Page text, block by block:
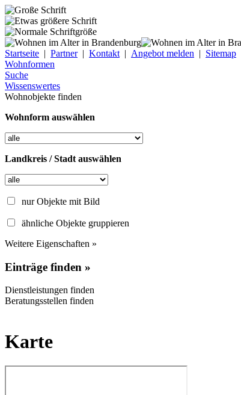
Startseite | Partner| Kontakt | Angebot melden | Sitemap
Wohnformen
Suche
Wissenswertes
Wohnobjekte finden
Wohnform auswählen
Landkreis / Stadt auswählen
nur Objekte mit Bild
ähnliche Objekte gruppieren
Weitere Eigenschaften »
Einträge finden »
Dienstleistungen finden
Beratungsstellen finden
Karte